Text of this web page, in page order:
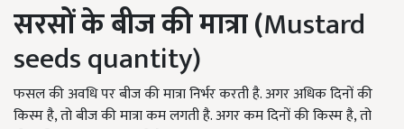
सरसों के बीज की मात्रा (Mustard
seeds quantity)
फसल की अवधि पर बीज की मात्रा निर्भर करती है. अगर अधिक दिनों की
किस्म है, तो बीज की मात्रा कम लगती है. अगर कम दिनों की किस्म है, तो